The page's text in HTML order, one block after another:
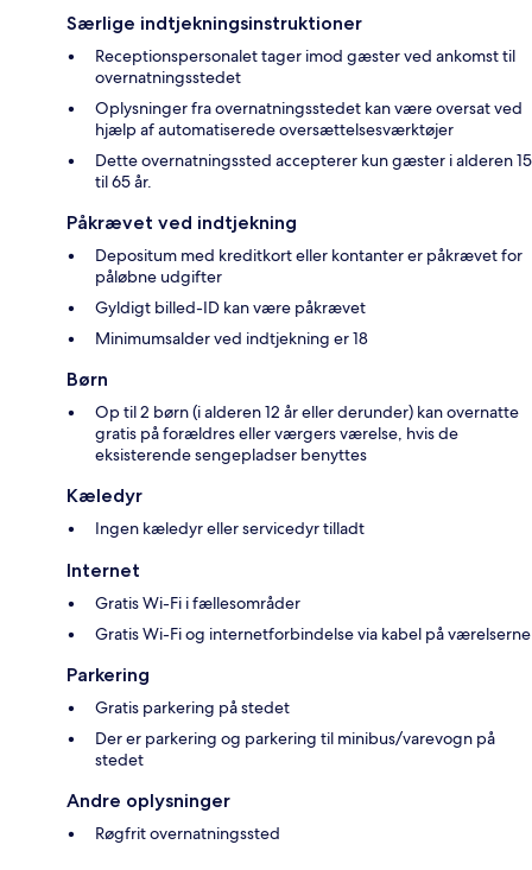
Særlige indtjekningsinstruktioner
Receptionspersonalet tager imod gæster ved ankomst til
overnatningsstedet
Oplysninger fra overnatningsstedet kan være oversat ved
hjælp af automatiserede oversættelsesværktøjer
Dette overnatningssted accepterer kun gæster i alderen 15
til 65 år.
Påkrævet ved indtjekning
Depositum med kreditkort eller kontanter er påkrævet for
påløbne udgifter
Gyldigt billed-ID kan være påkrævet
Minimumsalder ved indtjekning er 18
Børn
Op til 2 børn (i alderen 12 år eller derunder) kan overnatte
gratis på forældres eller værgers værelse, hvis de
eksisterende sengepladser benyttes
Kæledyr
Ingen kæledyr eller servicedyr tilladt
Internet
Gratis Wi-Fi i fællesområder
Gratis Wi-Fi og internetforbindelse via kabel på værelserne
Parkering
Gratis parkering på stedet
Der er parkering og parkering til minibus/varevogn på
stedet
Andre oplysninger
Røgfrit overnatningssted